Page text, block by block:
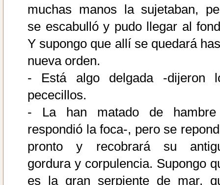
muchas manos la sujetaban,
se escabulló y pudo llegar al
Y supongo que allí se quedará
nueva orden.
- Está algo delgada -dijeron
pececillos.
- La han matado de
respondió la foca-, pero se
pronto y recobrará su
gordura y corpulencia. Supongo
es la gran serpiente de mar,